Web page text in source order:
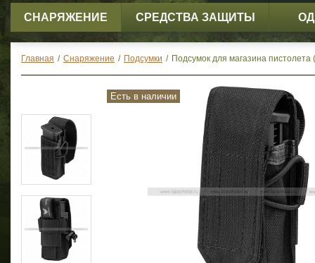
СНАРЯЖЕНИЕ СРЕДСТВА ЗАЩИТЫ
Главная / Снаряжение / Подсумки / Подсумок для магазина
Есть в наличии